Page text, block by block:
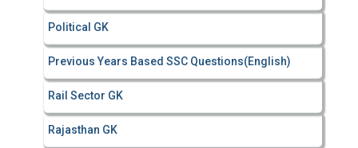
Political GK
Previous Years Based SSC Questions(English)
Rail Sector GK
Rajasthan GK